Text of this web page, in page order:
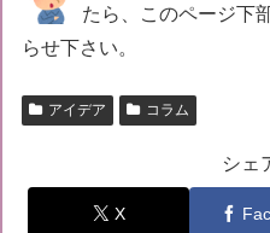
たら、このページ下
らせ下さい。
アイデア コラム
シェ
X